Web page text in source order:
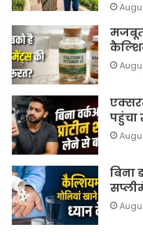
मजबूत
बिना